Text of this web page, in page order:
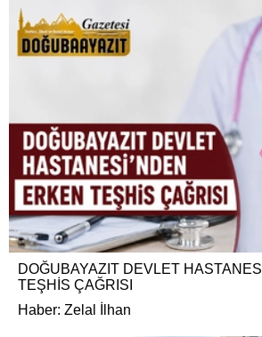
DOĞUBAYAZIT DEVLET
TEŞHİS ÇAĞRISI
Haber: Zelal İlhan